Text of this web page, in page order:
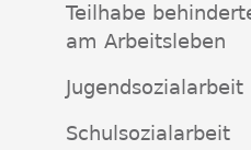
Teilhabe
am Arbeitsleben
Jugendsozialarbeit
Schulsozialarbeit